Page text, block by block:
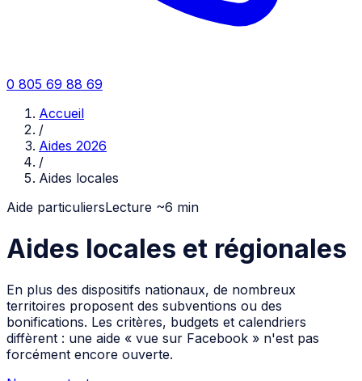
0 805 69 88 69
Accueil
/
Aides 2026
/
Aides locales
Aide particuliersLecture ~6 min
Aides locales et régionales
En plus des dispositifs nationaux, de nombreux
territoires proposent des subventions ou des
bonifications. Les critères, budgets et calendriers
diffèrent : une aide « vue sur Facebook » n'est pas
forcément encore ouverte.